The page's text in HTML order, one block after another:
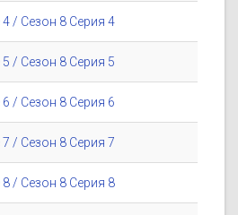
/ Сезон 8 Серия 4
/ Сезон 8 Серия 5
/ Сезон 8 Серия 6
/ Сезон 8 Серия 7
/ Сезон 8 Серия 8